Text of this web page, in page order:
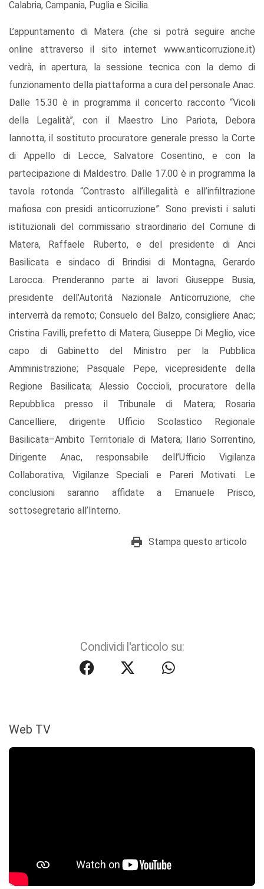
Calabria, Campania, Puglia e Sicilia.
L’appuntamento di Matera (che si potrà seguire anche
online attraverso il sito internet www.anticorruzione.it)
vedrà, in apertura, la sessione tecnica con la demo di
funzionamento della piattaforma a cura del personale Anac.
Dalle 15.30 è in programma il concerto racconto “Vicoli
della Legalità”, con il Maestro Lino Pariota, Debora
Iannotta, il sostituto procuratore generale presso la Corte
di Appello di Lecce, Salvatore Cosentino, e con la
partecipazione di Maldestro. Dalle 17.00 è in programma la
tavola rotonda “Contrasto all’illegalità e all’infiltrazione
mafiosa con presidi anticorruzione”. Sono previsti i saluti
istituzionali del commissario straordinario del Comune di
Matera, Raffaele Ruberto, e del presidente di Anci
Basilicata e sindaco di Brindisi di Montagna, Gerardo
Larocca. Prenderanno parte ai lavori Giuseppe Busia,
presidente dell’Autorità Nazionale Anticorruzione, che
interverrà da remoto; Consuelo del Balzo, consigliere Anac;
Cristina Favilli, prefetto di Matera; Giuseppe Di Meglio, vice
capo di Gabinetto del Ministro per la Pubblica
Amministrazione; Pasquale Pepe, vicepresidente della
Regione Basilicata; Alessio Coccioli, procuratore della
Repubblica presso il Tribunale di Matera; Rosaria
Cancelliere, dirigente Ufficio Scolastico Regionale
Basilicata–Ambito Territoriale di Matera; Ilario Sorrentino,
Dirigente Anac, responsabile dell’Ufficio Vigilanza
Collaborativa, Vigilanze Speciali e Pareri Motivati. Le
conclusioni saranno affidate a Emanuele Prisco,
sottosegretario all’Interno.
Stampa questo articolo
Condividi l'articolo su:
Web TV